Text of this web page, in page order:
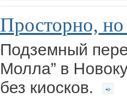
Просторно,
Подземный
Молла” в
без киосков.